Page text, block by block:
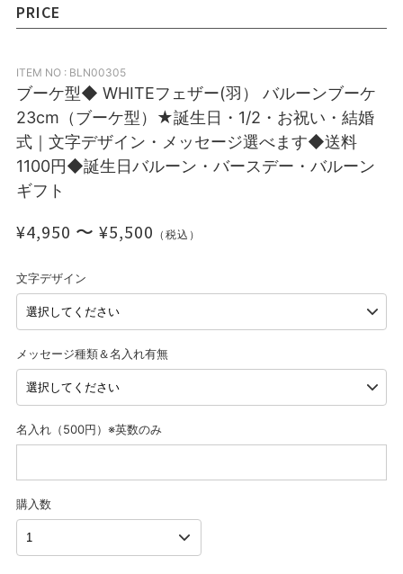
PRICE
ITEM NO : BLN00305
ブーケ型◆ WHITEフェザー(羽） バルーンブーケ
23cm（ブーケ型）★誕生日・1/2・お祝い・結婚
式｜文字デザイン・メッセージ選べます◆送料
1100円◆誕生日バルーン・バースデー・バルーン
ギフト
¥4,950 〜 ¥5,500 （税込）
文字デザイン
メッセージ種類＆名入れ有無
名入れ（500円）※英数のみ
購入数